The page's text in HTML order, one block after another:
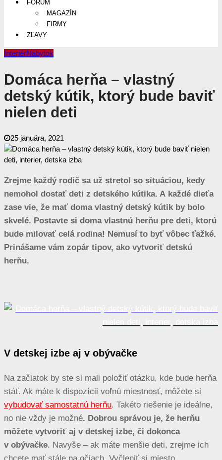
FÓRUM
MAGAZÍN
FIRMY
ZĽAVY
InteriérNábytok
Domáca herňa – vlastný
detský kútik, ktorý bude baviť
nielen deti
25 januára, 2021
Zrejme každý rodič sa už stretol so situáciou, kedy
nemohol dostať deti z detského kútika. A každé dieťa
zase vie, že mať doma vlastný detský kútik by bolo
skvelé. Postavte si doma vlastnú herňu pre deti, ktorú
bude milovať celá rodina! Nemusí to byť vôbec ťažké.
Prinášame vám zopár tipov, ako vytvoriť detskú
herňu.
V detskej izbe aj v obývačke
Na začiatok by ste si mali položiť otázku, kde bude herňa
stáť. Ak máte k dispozícii voľnú miestnosť, môžete si
vybudovať samostatnú herňu. Takéto riešenie je ideálne,
no nie vždy je možné. Dobrou správou je, že herňu
môžete vytvoriť aj v detskej izbe, či dokonca
v obývačke. Navyše – ak máte menšie deti, zrejme ich